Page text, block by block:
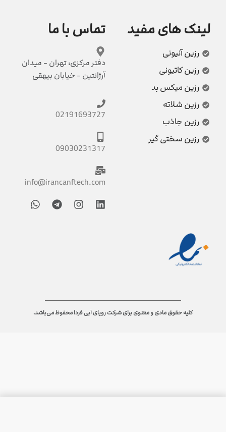
لینک های مفید
رزین آنیونی
رزین کاتیونی
رزین میکس بد
رزین شلاته
رزین جاذب
رزین سختی گیر
تماس با ما
دفتر مرکزی: تهران - میدان
آرژانتین - خیابان بیهقی
02191693727
09030231317
info@irancanftech.com
کلیه حقوق مادی و معنوی برای شرکت رویای آبی فردا محفوظ می‌باشد.